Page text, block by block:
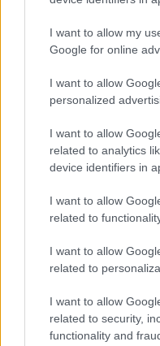
I want to allow my
Google for online
I want to allow
personalized
I want to allow
related to analytics
device identifiers in
I want to allow
related to
I want to allow
related to
I want to allow
related to security,
functionality and
gasolina y el diésel
Lucía Herrera · 7 Ago 2026
COTIZACIONES CRYPTO
Nombre
Bitcoin
(BTC)
Ethereum
(ETH)